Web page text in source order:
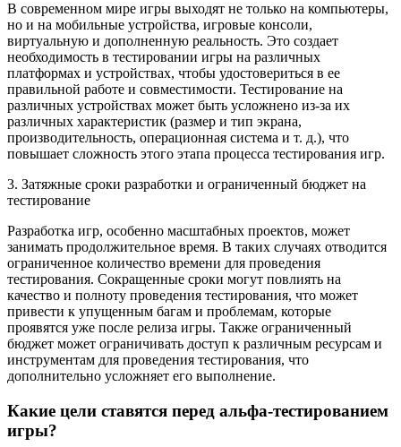
В современном мире игры выходят не только на компьютеры,
но и на мобильные устройства, игровые консоли,
виртуальную и дополненную реальность. Это создает
необходимость в тестировании игры на различных
платформах и устройствах, чтобы удостовериться в ее
правильной работе и совместимости. Тестирование на
различных устройствах может быть усложнено из-за их
различных характеристик (размер и тип экрана,
производительность, операционная система и т. д.), что
повышает сложность этого этапа процесса тестирования игр.
3. Затяжные сроки разработки и ограниченный бюджет на
тестирование
Разработка игр, особенно масштабных проектов, может
занимать продолжительное время. В таких случаях отводится
ограниченное количество времени для проведения
тестирования. Сокращенные сроки могут повлиять на
качество и полноту проведения тестирования, что может
привести к упущенным багам и проблемам, которые
проявятся уже после релиза игры. Также ограниченный
бюджет может ограничивать доступ к различным ресурсам и
инструментам для проведения тестирования, что
дополнительно усложняет его выполнение.
Какие цели ставятся перед альфа-тестированием
игры?